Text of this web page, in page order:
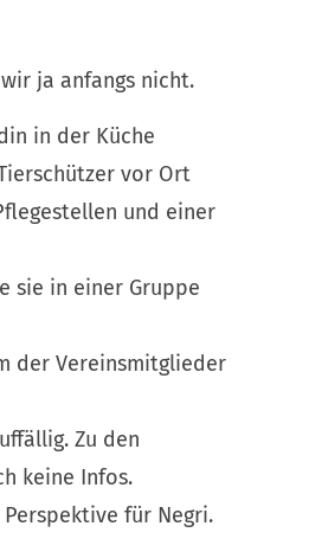
ja anfangs nicht.
in der Küche
vor Ort
und einer
sie in einer Gruppe
der Vereinsmitglieder
Zu den
keine Infos.
für Negri.